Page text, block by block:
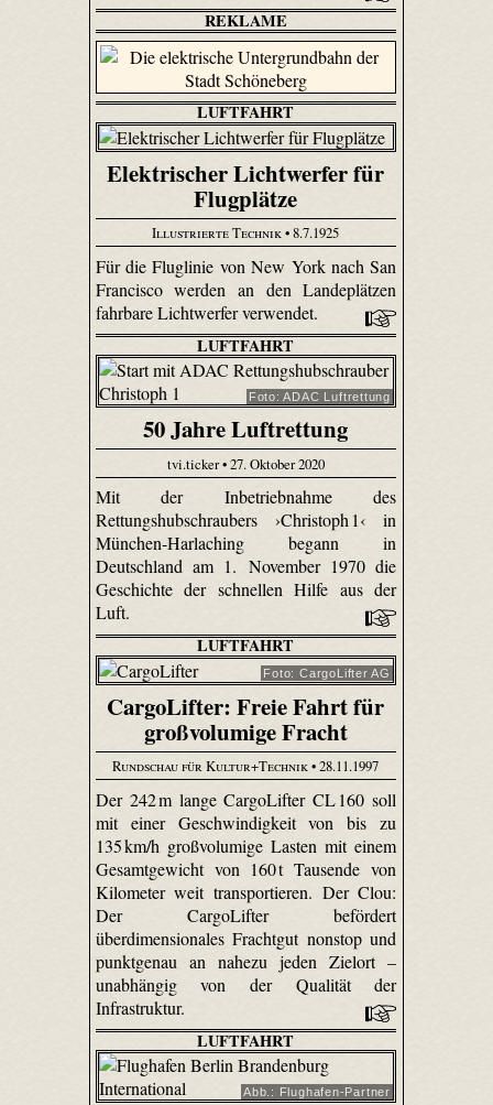
REKLAME
LUFTFAHRT
Elektrischer Lichtwerfer für
Flugplätze
Illustrierte Technik• 8.7.1925
Für die Fluglinie von New York nach San
Francisco werden an den Landeplätzen
fahrbare Lichtwerfer verwendet.
LUFTFAHRT
Foto: ADAC Luftrettung
50 Jahre Luftrettung
tvi.ticker • 27. Oktober 2020
Mit der Inbetriebnahme des
Rettungshubschraubers ›Christoph 1‹ in
München-Harlaching begann in
Deutschland am 1. November 1970 die
Geschichte der schnellen Hilfe aus der
Luft.
LUFTFAHRT
Foto: CargoLifter AG
CargoLifter: Freie Fahrt für
großvolumige Fracht
Rundschau für Kultur+Technik• 28.11.1997
Der 242 m lange CargoLifter CL 160 soll
mit einer Geschwindigkeit von bis zu
135 km/h großvolumige Lasten mit einem
Gesamtgewicht von 160 t Tausende von
Kilometer weit transportieren. Der Clou:
Der CargoLifter befördert
überdimensionales Frachtgut nonstop und
punktgenau an nahezu jeden Zielort –
unabhängig von der Qualität der
Infrastruktur.
LUFTFAHRT
Abb.: Flughafen-Partner